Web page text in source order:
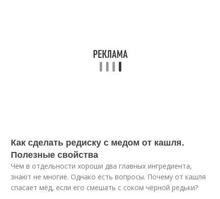
Как сделать редиску с медом от кашля.
Полезные свойства
Чем в отдельности хороши два главных ингредиента,
знают не многие. Однако есть вопросы. Почему от кашля
спасает мёд, если его смешать с соком чёрной редьки?